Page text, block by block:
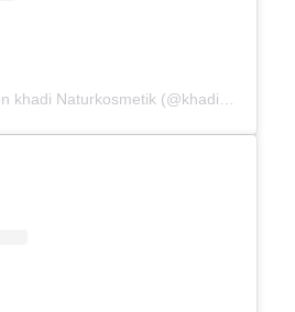
Ein Beitrag geteilt von khadi Naturkosmetik (@khadinaturkosmetik_de)